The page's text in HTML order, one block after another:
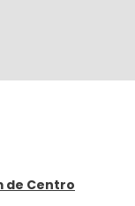
de Centro